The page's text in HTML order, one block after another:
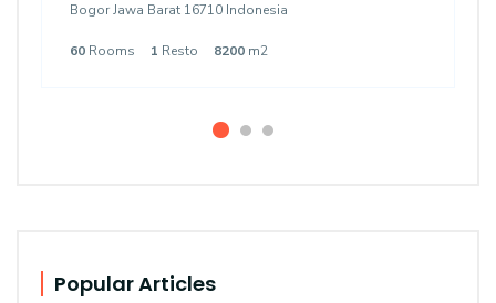
Bogor Jawa Barat 16710 Indonesia
60 Rooms 1 Resto 8200 m2
Popular Articles